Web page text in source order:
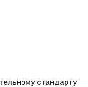
стандарту